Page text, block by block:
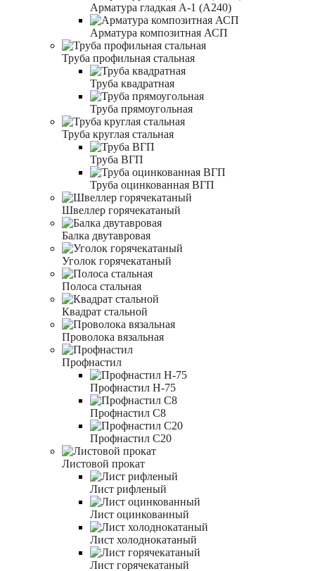
Арматура гладкая А-1 (А240)
Арматура композитная АСП
Труба профильная стальная
Труба квадратная
Труба прямоугольная
Труба круглая стальная
Труба ВГП
Труба оцинкованная ВГП
Швеллер горячекатаный
Балка двутавровая
Уголок горячекатаный
Полоса стальная
Квадрат стальной
Проволока вязальная
Профнастил
Профнастил Н-75
Профнастил С8
Профнастил С20
Листовой прокат
Лист рифленый
Лист оцинкованный
Лист холоднокатаный
Лист горячекатаный